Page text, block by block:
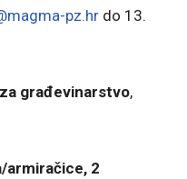
pz.hr do 13.
za građevinarstvo,
armiračice, 2